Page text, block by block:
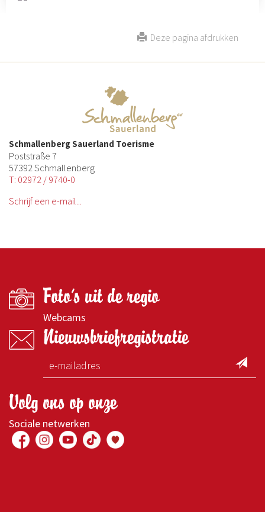
Deze pagina afdrukken
Schmallenberg Sauerland Toerisme
Poststraße 7
57392 Schmallenberg
T: 02972 / 9740-0
Schrijf een e-mail...
Foto's uit de regio
Webcams
Nieuwsbriefregistratie
Volg ons op onze
Sociale netwerken